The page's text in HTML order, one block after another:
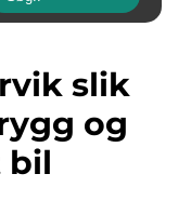
og
bil